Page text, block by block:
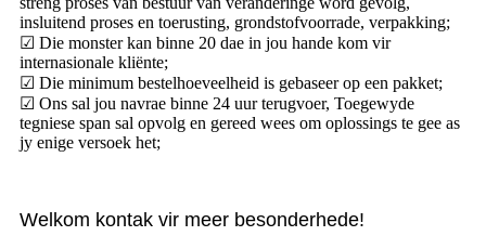
insluitend proses en toerusting, grondstofvoorrade, verpakking;
☑ Die monster kan binne 20 dae in jou hande kom vir
internasionale kliënte;
☑ Die minimum bestelhoeveelheid is gebaseer op een pakket;
☑ Ons sal jou navrae binne 24 uur terugvoer, Toegewyde
tegniese span sal opvolg en gereed wees om oplossings te gee as
jy enige versoek het;
Welkom kontak vir meer besonderhede!